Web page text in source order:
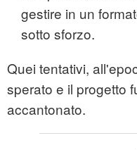
gestire in un
sotto sforzo.
Quei tentativi,
sperato e il progetto
accantonato.